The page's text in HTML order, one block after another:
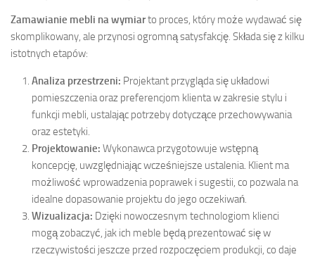
Zamawianie mebli na wymiarto proces, który może wydawać się
skomplikowany, ale przynosi ogromną satysfakcję. Składa się z kilku
istotnych etapów:
Analiza przestrzeni: Projektant przygląda się układowi
pomieszczenia oraz preferencjom klienta w zakresie stylu i
funkcji mebli, ustalając potrzeby dotyczące przechowywania
oraz estetyki.
Projektowanie: Wykonawca przygotowuje wstępną
koncepcję, uwzględniając wcześniejsze ustalenia. Klient ma
możliwość wprowadzenia poprawek i sugestii, co pozwala na
idealne dopasowanie projektu do jego oczekiwań.
Wizualizacja: Dzięki nowoczesnym technologiom klienci
mogą zobaczyć, jak ich meble będą prezentować się w
rzeczywistości jeszcze przed rozpoczęciem produkcji, co daje